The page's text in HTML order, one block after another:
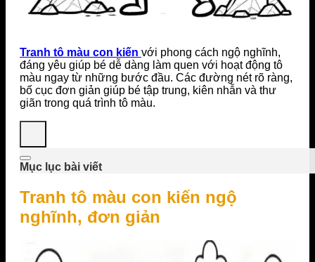
Tranh tô màu con kiến với phong cách ngộ nghĩnh,
đáng yêu giúp bé dễ dàng làm quen với hoạt động tô
màu ngay từ những bước đầu. Các đường nét rõ ràng,
bố cục đơn giản giúp bé tập trung, kiên nhẫn và thư
giãn trong quá trình tô màu.
Mục lục bài viết
Tranh tô màu con kiến ngộ
nghĩnh, đơn giản